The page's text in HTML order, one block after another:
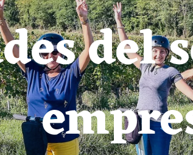
del